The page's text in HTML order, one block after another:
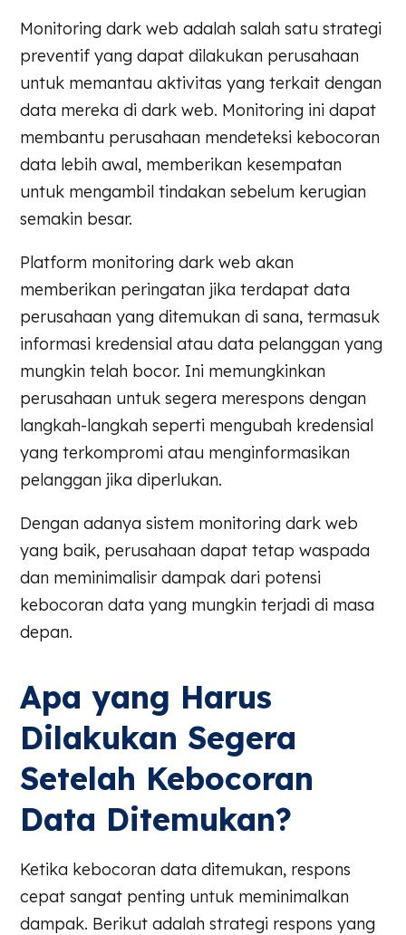
Monitoring dark web adalah salah satu strategi
preventif yang dapat dilakukan perusahaan
untuk memantau aktivitas yang terkait dengan
data mereka di dark web. Monitoring ini dapat
membantu perusahaan mendeteksi kebocoran
data lebih awal, memberikan kesempatan
untuk mengambil tindakan sebelum kerugian
semakin besar.
Platform monitoring dark web akan
memberikan peringatan jika terdapat data
perusahaan yang ditemukan di sana, termasuk
informasi kredensial atau data pelanggan yang
mungkin telah bocor. Ini memungkinkan
perusahaan untuk segera merespons dengan
langkah-langkah seperti mengubah kredensial
yang terkompromi atau menginformasikan
pelanggan jika diperlukan.
Dengan adanya sistem monitoring dark web
yang baik, perusahaan dapat tetap waspada
dan meminimalisir dampak dari potensi
kebocoran data yang mungkin terjadi di masa
depan.
Apa yang Harus
Dilakukan Segera
Setelah Kebocoran
Data Ditemukan?
Ketika kebocoran data ditemukan, respons
cepat sangat penting untuk meminimalkan
dampak. Berikut adalah strategi respons yang